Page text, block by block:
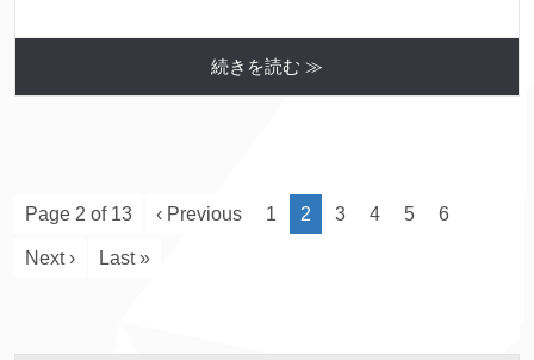
続きを読む ≫
Page 2 of 13 ‹ Previous 1 2 3 4 5 6
Next › Last »